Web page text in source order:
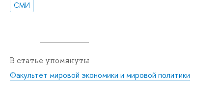
СМИ
В статье упомянуты
Факультет мировой экономики и мировой политики